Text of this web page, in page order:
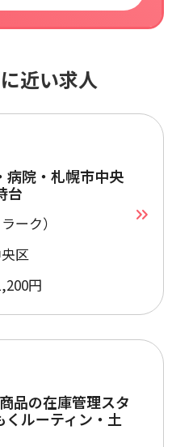
近い求人
病院・札幌市中央
台
ーク）
区
円
品の在庫管理スタ
ルーティン・土